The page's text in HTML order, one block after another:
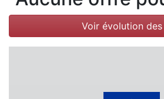
Voir évolution